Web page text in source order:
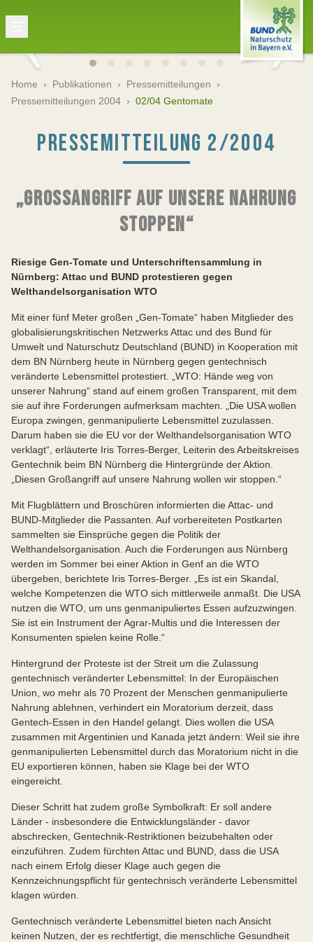
Home › Publikationen › Pressemitteilungen ›
Pressemitteilungen 2004 › 02/04 Gentomate
PRESSEMITTEILUNG 2/2004
„GROSSANGRIFF AUF UNSERE NAHRUNG S
TOPPEN“
Riesige Gen-Tomate und Unterschriftensammlung in
Nürnberg: Attac und BUND protestieren gegen
Welthandelsorganisation WTO
Mit einer fünf Meter großen „Gen-Tomate“ haben Mitglieder des
globalisierungskritischen Netzwerks Attac und des Bund für
Umwelt und Naturschutz Deutschland (BUND) in Kooperation mit
dem BN Nürnberg heute in Nürnberg gegen gentechnisch
veränderte Lebensmittel protestiert. „WTO: Hände weg von
unserer Nahrung“ stand auf einem großen Transparent, mit dem
sie auf ihre Forderungen aufmerksam machten. „Die USA wollen
Europa zwingen, genmanipulierte Lebensmittel zuzulassen.
Darum haben sie die EU vor der Welthandelsorganisation WTO
verklagt“, erläuterte Iris Torres-Berger, Leiterin des Arbeitskreises
Gentechnik beim BN Nürnberg die Hintergründe der Aktion.
„Diesen Großangriff auf unsere Nahrung wollen wir stoppen.“
Mit Flugblättern und Broschüren informierten die Attac- und
BUND-Mitglieder die Passanten. Auf vorbereiteten Postkarten
sammelten sie Einsprüche gegen die Politik der
Welthandelsorganisation. Auch die Forderungen aus Nürnberg
werden im Sommer bei einer Aktion in Genf an die WTO
übergeben, berichtete Iris Torres-Berger. „Es ist ein Skandal,
welche Kompetenzen die WTO sich mittlerweile anmaßt. Die USA
nutzen die WTO, um uns genmanipuliertes Essen aufzuzwingen.
Sie ist ein Instrument der Agrar-Multis und die Interessen der
Konsumenten spielen keine Rolle.“
Hintergrund der Proteste ist der Streit um die Zulassung
gentechnisch veränderter Lebensmittel: In der Europäischen
Union, wo mehr als 70 Prozent der Menschen genmanipulierte
Nahrung ablehnen, verhindert ein Moratorium derzeit, dass
Gentech-Essen in den Handel gelangt. Dies wollen die USA
zusammen mit Argentinien und Kanada jetzt ändern: Weil sie ihre
genmanipulierten Lebensmittel durch das Moratorium nicht in die
EU exportieren können, haben sie Klage bei der WTO
eingereicht.
Dieser Schritt hat zudem große Symbolkraft: Er soll andere
Länder - insbesondere die Entwicklungsländer - davor
abschrecken, Gentechnik-Restriktionen beizubehalten oder
einzuführen. Zudem fürchten Attac und BUND, dass die USA
nach einem Erfolg dieser Klage auch gegen die
Kennzeichnungspflicht für gentechnisch veränderte Lebensmittel
klagen würden.
Gentechnisch veränderte Lebensmittel bieten nach Ansicht
keinen Nutzen, der es rechtfertigt, die menschliche Gesundheit